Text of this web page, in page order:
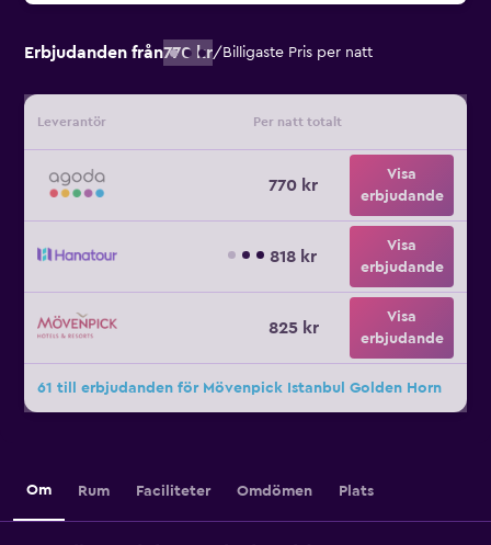
Erbjudanden från770 kr/ Billigaste Pris per natt
Leverantör Per natt totalt
770 kr
Visa
erbjudande
818 kr
Visa
erbjudande
825 kr
Visa
erbjudande
61 till erbjudanden för Mövenpick Istanbul Golden Horn
Om Rum Faciliteter Omdömen Plats